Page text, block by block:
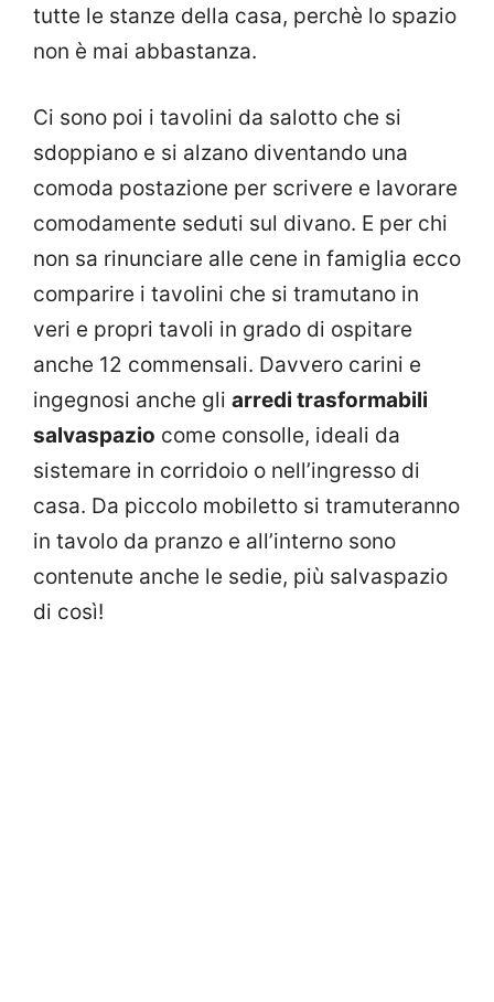
tutte le stanze della casa, perchè lo spazio
non è mai abbastanza.
Ci sono poi i tavolini da salotto che si
sdoppiano e si alzano diventando una
comoda postazione per scrivere e lavorare
comodamente seduti sul divano. E per chi
non sa rinunciare alle cene in famiglia ecco
comparire i tavolini che si tramutano in
veri e propri tavoli in grado di ospitare
anche 12 commensali. Davvero carini e
ingegnosi anche gli arredi trasformabili
salvaspazio come consolle, ideali da
sistemare in corridoio o nell’ingresso di
casa. Da piccolo mobiletto si tramuteranno
in tavolo da pranzo e all’interno sono
contenute anche le sedie, più salvaspazio
di così!